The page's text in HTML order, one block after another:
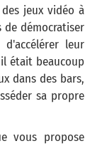
jeux vidéo à
de démocratiser
leur
était beaucoup
dans des bars,
sa propre
vous propose